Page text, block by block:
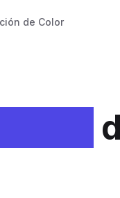
de Color